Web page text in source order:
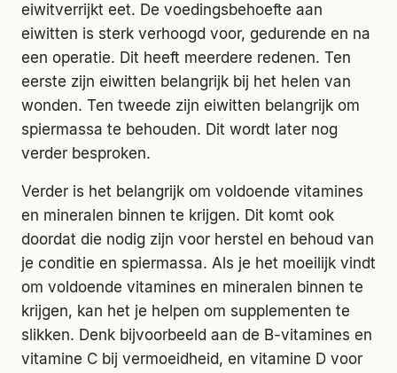
eiwitverrijkt eet. De voedingsbehoefte aan
eiwitten is sterk verhoogd voor, gedurende en na
een operatie. Dit heeft meerdere redenen. Ten
eerste zijn eiwitten belangrijk bij het helen van
wonden. Ten tweede zijn eiwitten belangrijk om
spiermassa te behouden. Dit wordt later nog
verder besproken.
Verder is het belangrijk om voldoende vitamines
en mineralen binnen te krijgen. Dit komt ook
doordat die nodig zijn voor herstel en behoud van
je conditie en spiermassa. Als je het moeilijk vindt
om voldoende vitamines en mineralen binnen te
krijgen, kan het je helpen om supplementen te
slikken. Denk bijvoorbeeld aan de B-vitamines en
vitamine C bij vermoeidheid, en vitamine D voor